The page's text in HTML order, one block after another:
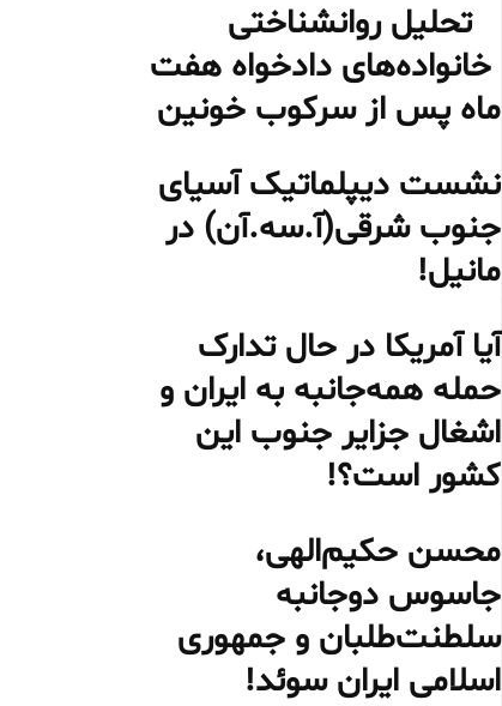
تحلیل روانشناختی
خانواده‌های دادخواه هفت
ماه پس از سرکوب خونین
نشست دیپلماتیک آسیای
جنوب شرقی‌(آ.سه.آن) در
مانیل!
آیا آمریکا در حال تدارک
حمله همه‌جانبه به ایران و
اشغال جزایر جنوب این
کشور است؟!
محسن حکیم‌الهی،
جاسوس دوجانبه
سلطنت‌طلبان و جمهوری
اسلامی ایران سوئد!